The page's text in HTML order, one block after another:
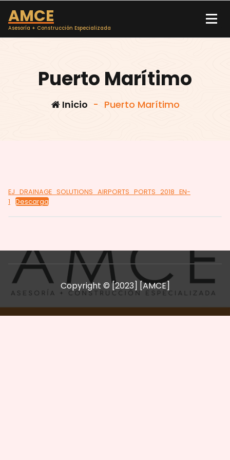
contenido
AMCE
Asesoría + Construcción Especializada
Puerto Marítimo
Inicio - Puerto Marítimo
EJ_DRAINAGE_SOLUTIONS_AIRPORTS_PORTS_2018_EN-
1
Descarga
Copyright © [2023] [AMCE]